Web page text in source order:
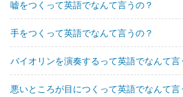
嘘をつくって英語でなんて言うの？
手をつくって英語でなんて言うの？
バイオリンを演奏するって英語でなんて言
悪いところが目につくって英語でなんて言